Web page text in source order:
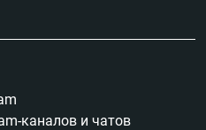
каналов и чатов